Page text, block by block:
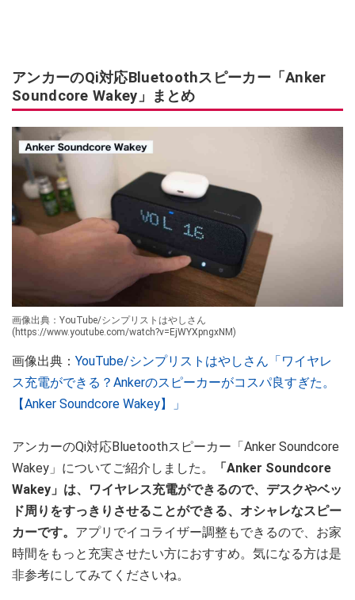
アンカーのQi対応Bluetoothスピーカー「Anker
Soundcore Wakey」まとめ
画像出典：YouTube/シンプリストはやしさん
(https://www.youtube.com/watch?v=EjWYXpngxNM)
画像出典： YouTube/シンプリストはやしさん「ワイヤレ
ス充電ができる？Ankerのスピーカーがコスパ良すぎた。
【Anker Soundcore Wakey】」
アンカーのQi対応Bluetoothスピーカー「Anker Soundcore
Wakey」についてご紹介しました。
「Anker Soundcore
Wakey」は、ワイヤレス充電ができるので、デスクやベッ
ド周りをすっきりさせることができる、オシャレなスピー
カーです。 アプリでイコライザー調整もできるので、お家
時間をもっと充実させたい方におすすめ。気になる方は是
非参考にしてみてくださいね。